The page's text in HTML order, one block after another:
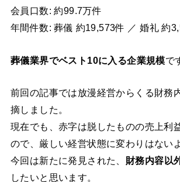
会員口数: 約99.7万件
年間件数: 葬儀 約19,573件 ／ 婚礼 約
葬儀業界でベスト10に入る企業規模で
前回の記事では放漫経営からくる財務
摘しました。
現在でも、赤字は脱したものの売上利
ので、厳しい経営状態に変わりはない
今回は新たに発見された、 財務内容以
したいと思います。